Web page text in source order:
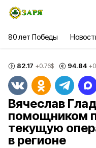
80 лет Победы
82.17 +0.76$ 94.84
Вячеслав
помощником
текущую
в регионе